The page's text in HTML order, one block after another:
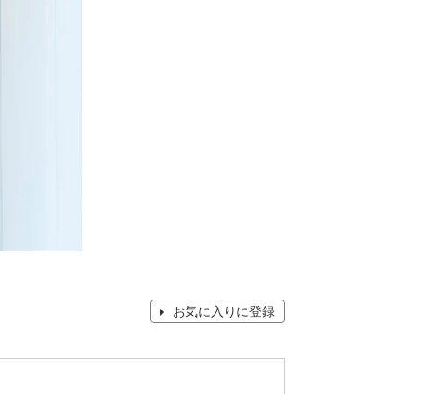
お気に入りに登録